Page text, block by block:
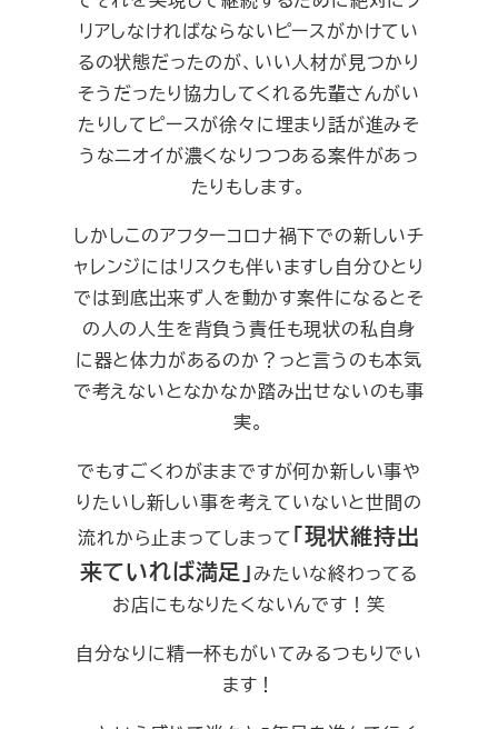
リアしなければならないピースがかけてい
るの状態だったのが、いい人材が見つかり
そうだったり協力してくれる先輩さんがい
たりしてピースが徐々に埋まり話が進みそ
うなニオイが濃くなりつつある案件があっ
たりもします。
しかしこのアフターコロナ禍下での新しいチ
ャレンジにはリスクも伴いますし自分ひとり
では到底出来ず人を動かす案件になるとそ
の人の人生を背負う責任も現状の私自身
に器と体力があるのか？っと言うのも本気
で考えないとなかなか踏み出せないのも事
実。
でもすごくわがままですが何か新しい事や
りたいし新しい事を考えていないと世間の
流れから止まってしまって「現状維持出
来ていれば満足」みたいな終わってる
お店にもなりたくないんです！笑
自分なりに精一杯もがいてみるつもりでい
ます！